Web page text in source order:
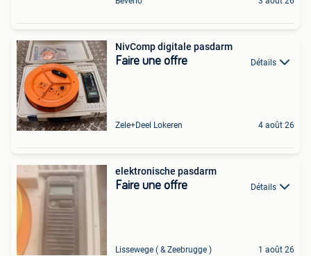
NivComp digitale pasdarm
Faire une offre Détails
Zele+Deel Lokeren 4 août 26
elektronische pasdarm
Faire une offre Détails
Lissewege ( & Zeebrugge ) 1 août 26